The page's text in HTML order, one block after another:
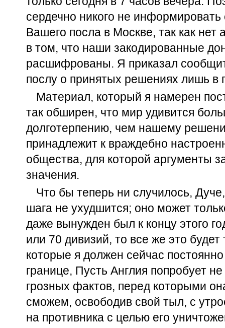
сердечно никого не
Вашего посла в Москве, так как нет
в том, что наши закодированные
расшифрованы. Я приказал
послу о принятых решениях лишь в
Материал, который я намерен
так обширен, что мир удивится
долготерпению, чем нашему
принадлежит к враждебно
общества, для которой аргументы
значения.
Что бы теперь ни случилось,
шага не ухудшится; оно может
даже вынужден был к концу этого
или 70 дивизий, то все же это будет
которые я должен сейчас
границе, Пусть Англия попробует
грозных фактов, перед которыми
сможем, освободив свой тыл, с
на противника с целью его